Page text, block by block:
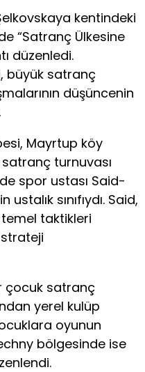
kentindeki
“Satranç Ülkesine
düzenledi.
büyük satranç
düşüncenin
Mayrtup köy
turnuvası
spor ustası Said-
sınıfıydı. Said,
taktikleri
çocuk satranç
yerel kulüp
oyunun
bölgesinde ise